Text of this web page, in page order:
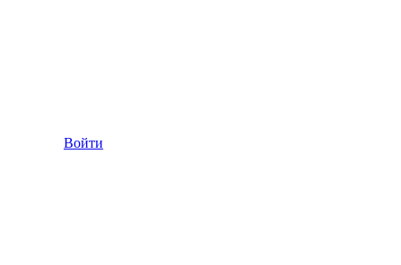
Войти